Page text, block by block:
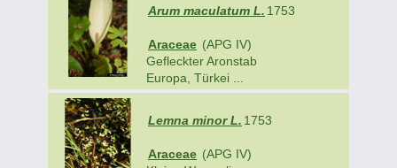
Arum maculatum L. 1753
Araceae (APG IV)
Gefleckter Aronstab
Europa, Türkei ...
Lemna minor L. 1753
Araceae (APG IV)